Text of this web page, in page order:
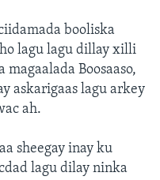
booliska
lagu lagu dillay xilli
Boosaaso,
askarigaas lagu arkey
ah.
sheegay inay ku
lagu dilay ninka